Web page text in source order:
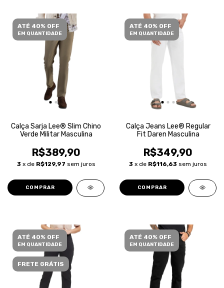
ATÉ 40% OFF
EM QUANTIDADE
Calça Sarja Lee® Slim Chino
Verde Militar Masculina
R$389,90
3 x de R$129,97 sem juros
COMPRAR
ATÉ 40% OFF
EM QUANTIDADE
Calça Jeans Lee® Regular
Fit Daren Masculina
R$349,90
3 x de R$116,63 sem juros
COMPRAR
ATÉ 40% OFF
EM QUANTIDADE
FRETE GRÁTIS
ATÉ 40% OFF
EM QUANTIDADE